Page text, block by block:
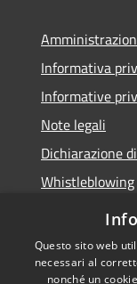
Informativa
Informative
Note legali
Dichiarazione
Whistleblowing
RSS
Questo sito web
necessari al
nonché un